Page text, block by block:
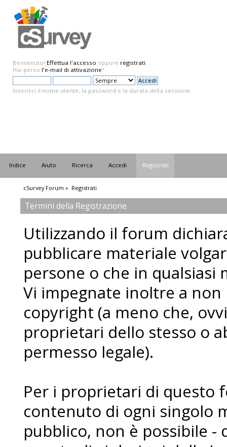
Benvenuto! Effettua l'accesso oppure registrati.
Hai perso l'e-mail di attivazione?
Inserisci il nome utente, la password e la durata della sessione.
Indice Aiuto Ricerca Accedi Registrati
cSurvey Forum » Registrati
Termini della Registrazione
Utilizzando il forum
pubblicare materiale
persone o che in qualsiasi
Vi impegnate inoltre a
copyright (a meno che,
proprietari dello stesso o
permesso legale).
Per i proprietari di questo
contenuto di ogni singolo
pubblico, non è possibile